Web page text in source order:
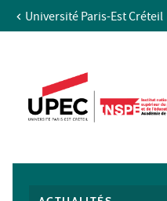
Aller au contenu
Recherche
Navigation secondaire
Université Paris-Est Créteil